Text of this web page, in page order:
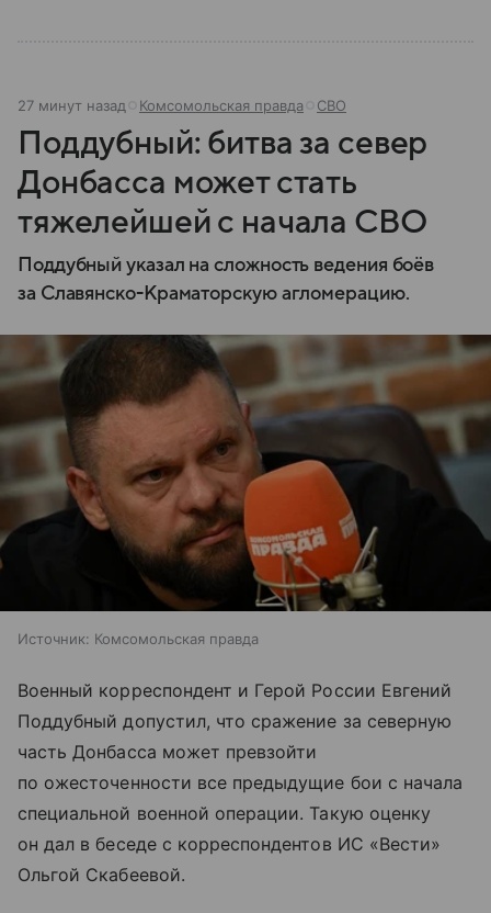
27 минут назад Комсомольская правда СВО
Поддубный: битва за север
Донбасса может стать
тяжелейшей с начала СВО
Поддубный указал на сложность ведения боёв
за Славянско-Краматорскую агломерацию.
Источник: Комсомольская правда
Военный корреспондент и Герой России Евгений
Поддубный допустил, что сражение за северную
часть Донбасса может превзойти
по ожесточенности все предыдущие бои с начала
специальной военной операции. Такую оценку
он дал в беседе с корреспондентов ИС «Вести»
Ольгой Скабеевой.